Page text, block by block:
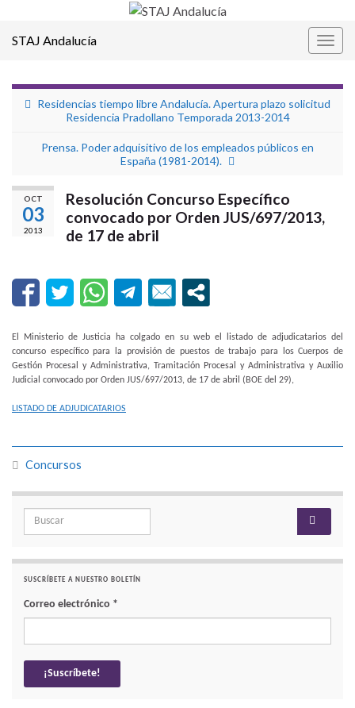
STAJ Andalucía
Residencias tiempo libre Andalucía. Apertura plazo solicitud
Residencia Pradollano Temporada 2013-2014
Prensa. Poder adquisitivo de los empleados públicos en
España (1981-2014).
OCT
03
2013
Resolución Concurso Específico
convocado por Orden JUS/697/2013,
de 17 de abril
El Ministerio de Justicia ha colgado en su web el listado de adjudicatarios del
concurso específico para la provisión de puestos de trabajo para los Cuerpos de
Gestión Procesal y Administrativa, Tramitación Procesal y Administrativa y Auxilio
Judicial convocado por Orden JUS/697/2013, de 17 de abril (BOE del 29),
LISTADO DE ADJUDICATARIOS
Concursos
Search for:
SUSCRÍBETE A NUESTRO BOLETÍN
Correo electrónico *